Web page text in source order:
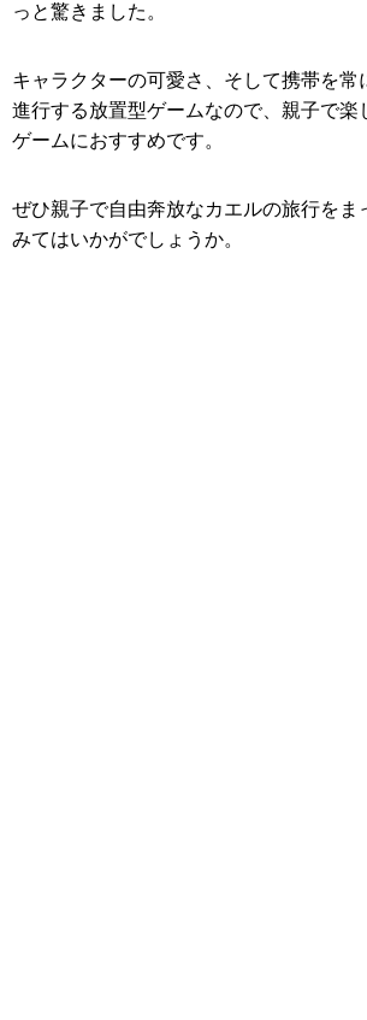
っと驚きました。
キャラクターの可愛さ、そして携帯を常
進行する放置型ゲームなので、親子で楽
ゲームにおすすめです。
ぜひ親子で自由奔放なカエルの旅行をま
みてはいかがでしょうか。